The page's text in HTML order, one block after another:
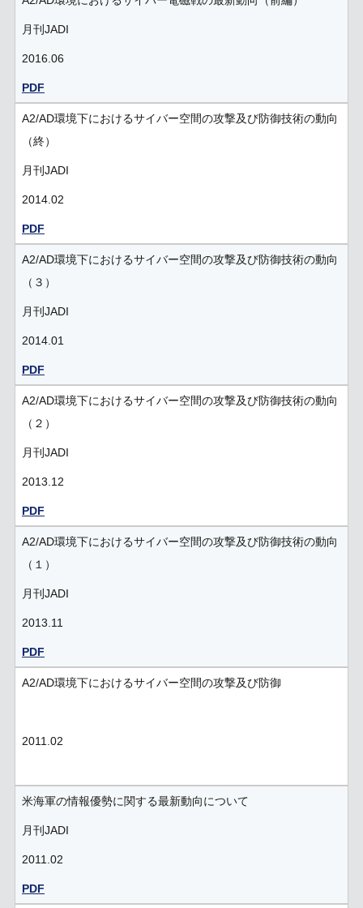
月刊JADI
2016.06
PDF
A2/AD環境下におけるサイバー空間の攻撃及び防御技術の動向
（終）
月刊JADI
2014.02
PDF
A2/AD環境下におけるサイバー空間の攻撃及び防御技術の動向
（３）
月刊JADI
2014.01
PDF
A2/AD環境下におけるサイバー空間の攻撃及び防御技術の動向
（２）
月刊JADI
2013.12
PDF
A2/AD環境下におけるサイバー空間の攻撃及び防御技術の動向
（１）
月刊JADI
2013.11
PDF
A2/AD環境下におけるサイバー空間の攻撃及び防御
2011.02
米海軍の情報優勢に関する最新動向について
月刊JADI
2011.02
PDF